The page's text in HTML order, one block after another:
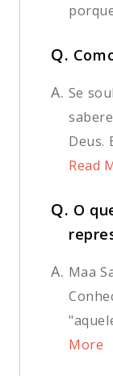
Q.
A. Se
Deus.
Read
Q. O
A. Maa
More